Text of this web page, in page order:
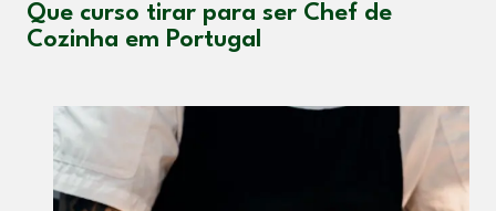
Que curso tirar para ser Chef de
Cozinha em Portugal